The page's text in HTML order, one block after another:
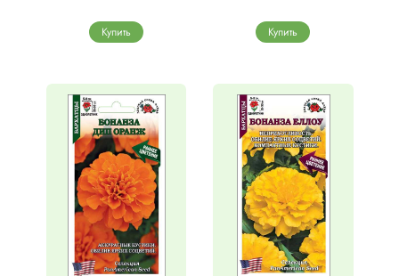
Купить Купить